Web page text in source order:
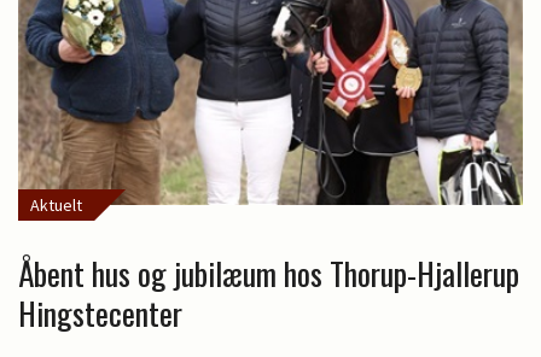
Aktuelt
Åbent hus og jubilæum hos Thorup-Hjallerup
Hingstecenter